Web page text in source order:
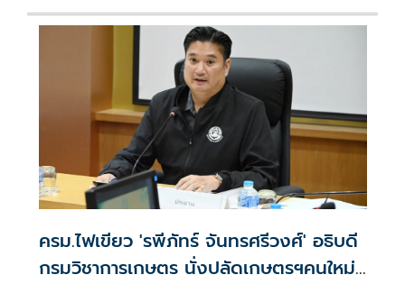
ครม.ไฟเขียว 'รพีภัทร์ จันทรศรีวงศ์' อธิบดี
กรมวิชาการเกษตร นั่งปลัดเกษตรฯคนใหม่